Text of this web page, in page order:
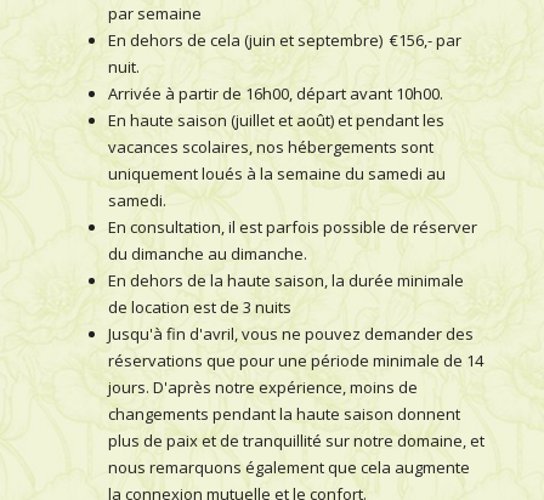
par semaine
En dehors de cela (juin et septembre) €156,- par
nuit.
Arrivée à partir de 16h00, départ avant 10h00.
En haute saison (juillet et août) et pendant les
vacances scolaires, nos hébergements sont
uniquement loués à la semaine du samedi au
samedi.
En consultation, il est parfois possible de réserver
du dimanche au dimanche.
En dehors de la haute saison, la durée minimale
de location est de 3 nuits
Jusqu'à fin d'avril, vous ne pouvez demander des
réservations que pour une période minimale de 14
jours. D'après notre expérience, moins de
changements pendant la haute saison donnent
plus de paix et de tranquillité sur notre domaine, et
nous remarquons également que cela augmente
la connexion mutuelle et le confort.